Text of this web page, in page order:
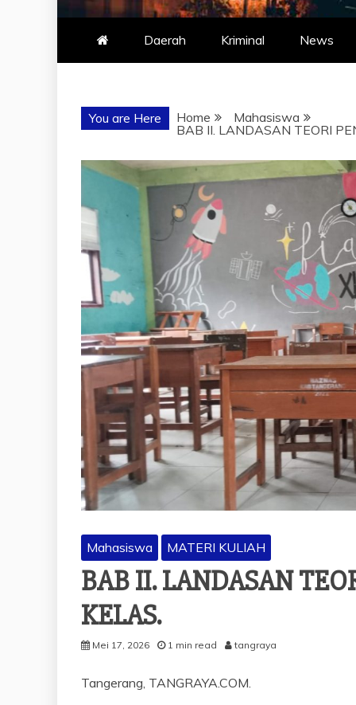
Daerah Kriminal News
You are Here Home
Mahasiswa
BAB II. LANDASAN TEORI
Mahasiswa MATERI KULIAH
BAB II. LANDASAN
KELAS.
Mei 17, 2026 1 min read tangraya
Tangerang, TANGRAYA.COM.